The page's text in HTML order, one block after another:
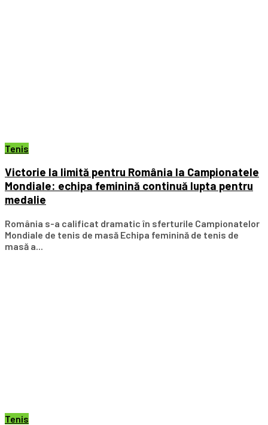
Tenis
Victorie la limită pentru România la Campionatele
Mondiale: echipa feminină continuă lupta pentru
medalie
România s-a calificat dramatic în sferturile Campionatelor
Mondiale de tenis de masă Echipa feminină de tenis de
masă a...
Tenis